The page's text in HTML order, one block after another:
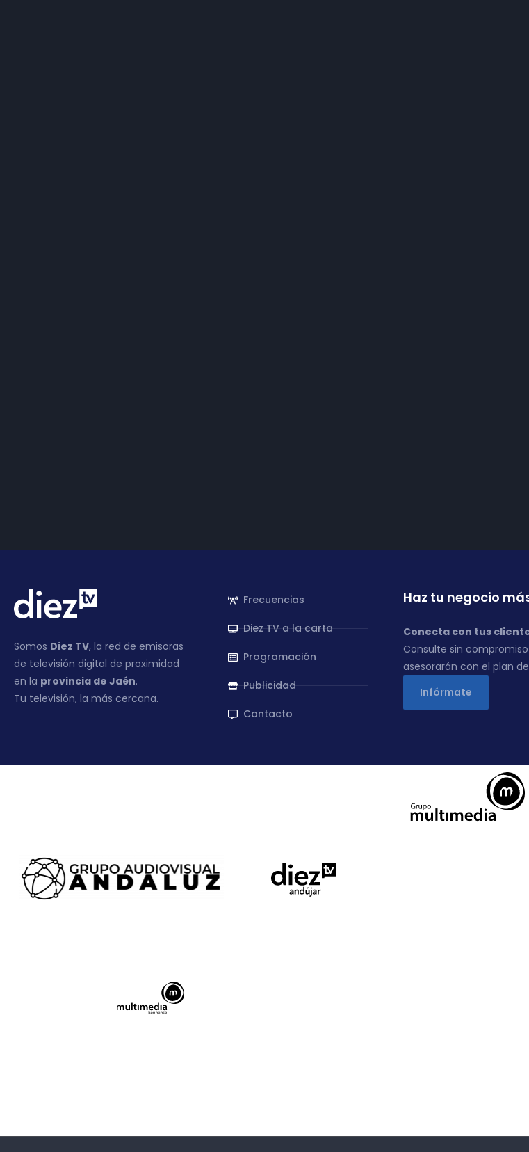
Somos Diez TV, la red de emisoras
de televisión digital de proximidad
en la provincia de Jaén.
Tu televisión, la más cercana.
Frecuencias
Diez TV a la carta
Programación
Publicidad
Contacto
Haz tu negocio
Conecta con tus
Consulte sin
asesorarán con el plan
Infórmate